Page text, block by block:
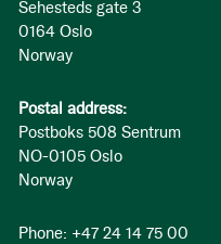
Sehesteds gate 3
0164 Oslo
Norway
Postal address:
Postboks 508 Sentrum
NO-0105 Oslo
Norway
Phone: +47 24 14 75 00